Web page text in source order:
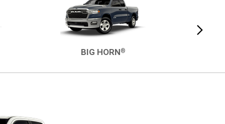
BIG HORN®
Vista
siguiente